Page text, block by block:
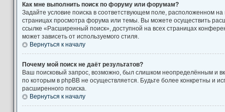
Как мне выполнить поиск по форуму или форумам?
Задайте условие поиска в соответствующем поле, расположенном
страницах просмотра форума или темы. Вы можете осуществить
ссылке «Расширенный поиск», доступной на всех страницах
может зависеть от используемого стиля.
Вернуться к началу
Почему мой поиск не даёт результатов?
Ваш поисковый запрос, возможно, был слишком неопределённым и
по которым в phpBB не осуществляется. Будьте более конкретны и
расширенного поиска.
Вернуться к началу